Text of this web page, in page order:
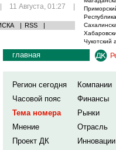
| 11 Августа, 01:27 |
| RSS |
Чукотский
главная
Регион сегодня
Компании
Часовой пояс
Финансы
Тема номера
Рынки
Мнение
Отрасль
Проект ДК
Инновации